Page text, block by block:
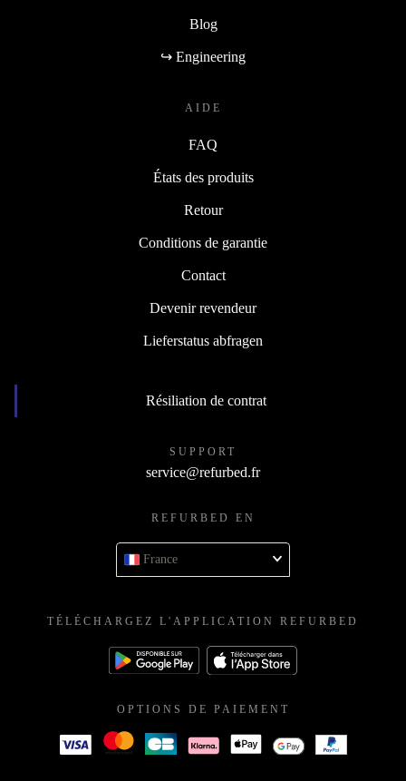
Blog
↪ Engineering
AIDE
FAQ
États des produits
Retour
Conditions de garantie
Contact
Devenir revendeur
Lieferstatus abfragen
Résiliation de contrat
SUPPORT
service@refurbed.fr
REFURBED EN
France
TÉLÉCHARGEZ L'APPLICATION REFURBED
OPTIONS DE PAIEMENT